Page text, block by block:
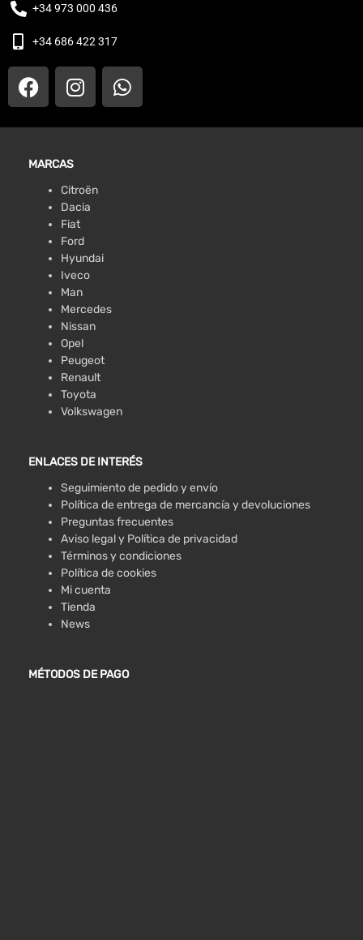
+34 973 000 436
+34 686 422 317
MARCAS
Citroën
Dacia
Fiat
Ford
Hyundai
Iveco
Man
Mercedes
Nissan
Opel
Peugeot
Renault
Toyota
Volkswagen
ENLACES DE INTERÉS
Seguimiento de pedido y envío
Política de entrega de mercancía y devoluciones
Preguntas frecuentes
Aviso legal y Política de privacidad
Términos y condiciones
Política de cookies
Mi cuenta
Tienda
News
MÉTODOS DE PAGO